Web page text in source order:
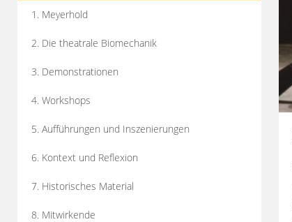
1. Meyerhold
2. Die theatrale Biomechanik
3. Demonstrationen
4. Workshops
5. Aufführungen und Inszenierungen
6. Kontext und Reflexion
7. Historisches Material
8. Mitwirkende